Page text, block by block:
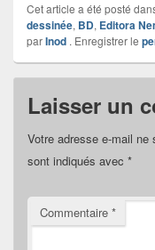
Cet article a été posté
dessinée, BD, Editora
parInod . Enregistrer le
Laisser un
Votre adresse e-mail ne
sont indiqués avec *
Commentaire *